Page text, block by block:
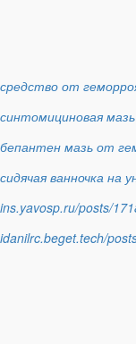
средство от
синтомициновая
бепантен мазь от
сидячая ванночка на
ins.yavosp.ru/posts/
idanilrc.beget.tech/